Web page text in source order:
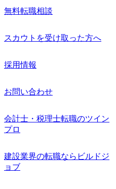
無料転職相談
スカウトを受け取った方へ
採用情報
お問い合わせ
会計士・税理士転職のツイン
プロ
建設業界の転職ならビルドジ
ョブ